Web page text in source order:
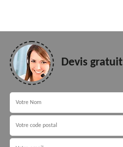
Devis gratuit